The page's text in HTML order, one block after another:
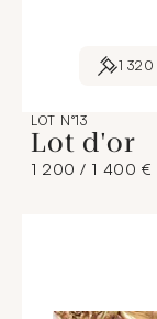
1 320
LOT N°13
Lot d'or
1 200 / 1 400 €